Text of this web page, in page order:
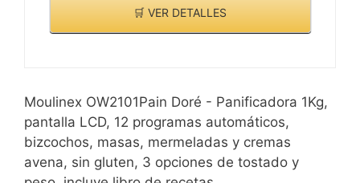
🛒 VER DETALLES
Moulinex OW2101Pain Doré - Panificadora 1Kg,
pantalla LCD, 12 programas automáticos,
bizcochos, masas, mermeladas y cremas
avena, sin gluten, 3 opciones de tostado y